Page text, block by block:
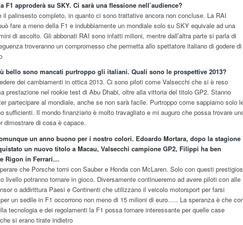
F1 approderà su SKY. Ci sarà una flessione nell’audience?
il palinsesto completo, in quanto ci sono trattative ancora non concluse. La RAI
fare a meno della F1 e indubbiamente un mondiale solo su SKY equivale ad una
di ascolto. Gli abbonati RAI sono infatti milioni, mentre dall’altra parte si parla di
troveranno un compromesso che permetta allo spettatore italiano di godere di
bello sono mancati purtroppo gli italiani. Quali sono le prospettive 2013?
dei cambiamenti in ottica 2013. Ci sono piloti come Valsecchi che si è reso
prestazione nel rookie test di Abu Dhabi, oltre alla vittoria del titolo GP2. Stanno
partecipare al mondiale, anche se non sarà facile. Purtroppo come sappiamo solo
sufficienti. Il mondo finanziario è molto travagliato e mi auguro che possa trovare
dimostrare di cosa è capace.
un anno buono per i nostro colori. Edoardo Mortara, dopo la stagione
un nuovo titolo a Macau, Valsecchi campione GP2, Filippi ha ben
Rigon in Ferrari…
che Porsche torni con Sauber e Honda con McLaren. Solo con questi
livello potranno tornare in gioco. Diversamente continueremo ad avere piloti con alle
o addirittura Paesi e Continenti che utilizzano il veicolo motorsport per farsi
un sedile in F1 occorrono non meno di 15 milioni di euro….. La speranza è che
tecnologia e dei regolamenti la F1 possa tornare interessante per quelle case
si erano tirate indietro